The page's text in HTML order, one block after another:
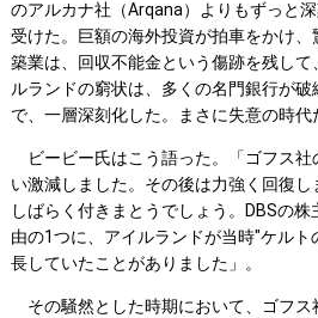
のアルカナ社（Arqana）よりもずっと
受けた。巨額の海外投資が拍車をかけ
築業は、回収不能金という傷跡を残し
ルランドの窮状は、多くの名門銀行が破
で、一層深刻化した。まさに失意の時代
ビービー氏はこう語った。「ゴフス社
い激減しました。その後は力強く回復
しばらく付きまとうでしょう。DBSの
由の1つに、アイルランドが当時"ケル
長していたことがありました」。
その騒然とした時期において、ゴフス